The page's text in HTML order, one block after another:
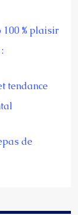
% plaisir
tendance
de